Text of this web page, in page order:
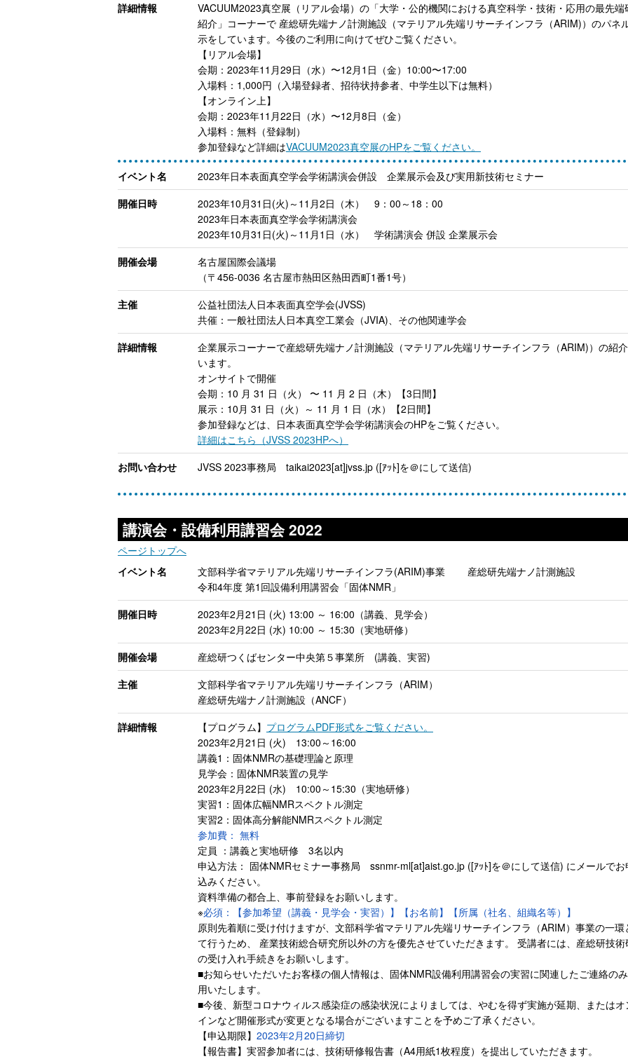
詳細情報
VACUUM2023真空展（リアル会場）の「大学・公的機関における真空科学・技術・応用の最先端
紹介」コーナーで 産総研先端ナノ計測施設（マテリアル先端リサーチインフラ（ARIM)）のパネ
示をしています。今後のご利用に向けてぜひご覧ください。
【リアル会場】
会期：2023年11月29日（水）〜12月1日（金）10:00〜17:00
入場料：1,000円（入場登録者、招待状持参者、中学生以下は無料）
【オンライン上】
会期：2023年11月22日（水）〜12月8日（金）
入場料：無料（登録制）
参加登録など詳細はVACUUM2023真空展のHPをご覧ください。
イベント名
2023年日本表面真空学会学術講演会併設 企業展示会及び実用新技術セミナー
開催日時
2023年10月31日(火)～11月2日（木） 9：00～18：00
2023年日本表面真空学会学術講演会
2023年10月31日(火)～11月1日（水） 学術講演会 併設 企業展示会
開催会場
名古屋国際会議場
（〒456-0036 名古屋市熱田区熱田西町1番1号）
主催
公益社団法人日本表面真空学会(JVSS)
共催：一般社団法人日本真空工業会（JVIA)、その他関連学会
詳細情報
企業展示コーナーで産総研先端ナノ計測施設（マテリアル先端リサーチインフラ（ARIM)）の紹
います。
オンサイトで開催
会期：10 月 31 日（火） 〜 11 月 2 日（木）【3日間】
展示：10月 31 日（火）～ 11 月 1 日（水）【2日間】
参加登録などは、日本表面真空学会学術講演会のHPをご覧ください。
詳細はこちら（JVSS 2023HPへ）
お問い合わせ
JVSS 2023事務局 taikai2023[at]jvss.jp ([ｱｯﾄ]を＠にして送信)
講演会・設備利用講習会 2022
ページトップへ
イベント名
文部科学省マテリアル先端リサーチインフラ(ARIM)事業 産総研先端ナノ計測施設
令和4年度 第1回設備利用講習会「固体NMR」
開催日時
2023年2月21日 (火) 13:00 ～ 16:00（講義、見学会）
2023年2月22日 (水) 10:00 ～ 15:30（実地研修）
開催会場
産総研つくばセンター中央第５事業所 (講義、実習)
主催
文部科学省マテリアル先端リサーチインフラ（ARIM）
産総研先端ナノ計測施設（ANCF）
詳細情報
【プログラム】 プログラムPDF形式をご覧ください。
2023年2月21日 (火) 13:00～16:00
講義1：固体NMRの基礎理論と原理
見学会：固体NMR装置の見学
2023年2月22日 (水) 10:00～15:30（実地研修）
実習1：固体広幅NMRスペクトル測定
実習2：固体高分解能NMRスペクトル測定
参加費： 無料
定員 ：講義と実地研修 3名以内
申込方法： 固体NMRセミナー事務局 ssnmr-ml[at]aist.go.jp ([ｱｯﾄ]を＠にして送信) にメールでお
込みください。
資料準備の都合上、事前登録をお願いします。
※必須：【参加希望（講義・見学会・実習）】【お名前】【所属（社名、組織名等）】
原則先着順に受け付けますが、文部科学省マテリアル先端リサーチインフラ（ARIM）事業の一環
て行うため、 産業技術総合研究所以外の方を優先させていただきます。 受講者には、産総研技術
の受け入れ手続きをお願いします。
■お知らせいただいたお客様の個人情報は、固体NMR設備利用講習会の実習に関連したご連絡の
用いたします。
■今後、新型コロナウィルス感染症の感染状況によりましては、やむを得ず実施が延期、またはオ
インなど開催形式が変更となる場合がございますことを予めご了承ください。
【申込期限】 2023年2月20日締切
【報告書】実習参加者には、技術研修報告書（A4用紙1枚程度）を提出していただきます。